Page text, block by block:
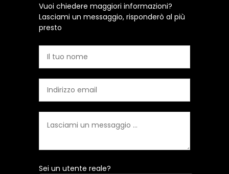
Vuoi chiedere maggiori informazioni?
Lasciami un messaggio, risponderò al più
presto
Sei un utente reale?